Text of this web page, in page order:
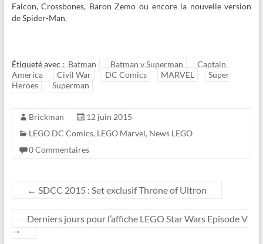
Falcon, Crossbones, Baron Zemo ou encore la nouvelle version
de Spider-Man.
Étiqueté avec : Batman Batman v Superman
Captain
America
Civil War DC Comics MARVEL
Super
Heroes
Superman
Brickman
12 juin 2015
LEGO DC Comics, LEGO Marvel, News LEGO
0 Commentaires
← SDCC 2015 : Set exclusif Throne of Ultron
Derniers jours pour l’affiche LEGO Star Wars Episode V
→